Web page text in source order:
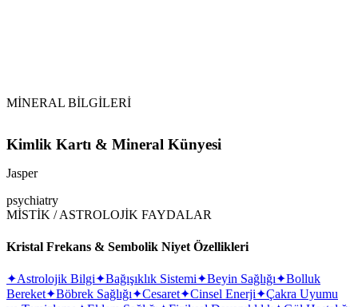
MİNERAL BİLGİLERİ
Kimlik Kartı & Mineral Künyesi
Jasper
psychiatry
MİSTİK / ASTROLOJİK FAYDALAR
Kristal Frekans & Sembolik Niyet Özellikleri
✦Astrolojik Bilgi✦Bağışıklık Sistemi✦Beyin Sağlığı✦Bolluk
Bereket✦Böbrek Sağlığı✦Cesaret✦Cinsel Enerji✦Çakra Uyumu